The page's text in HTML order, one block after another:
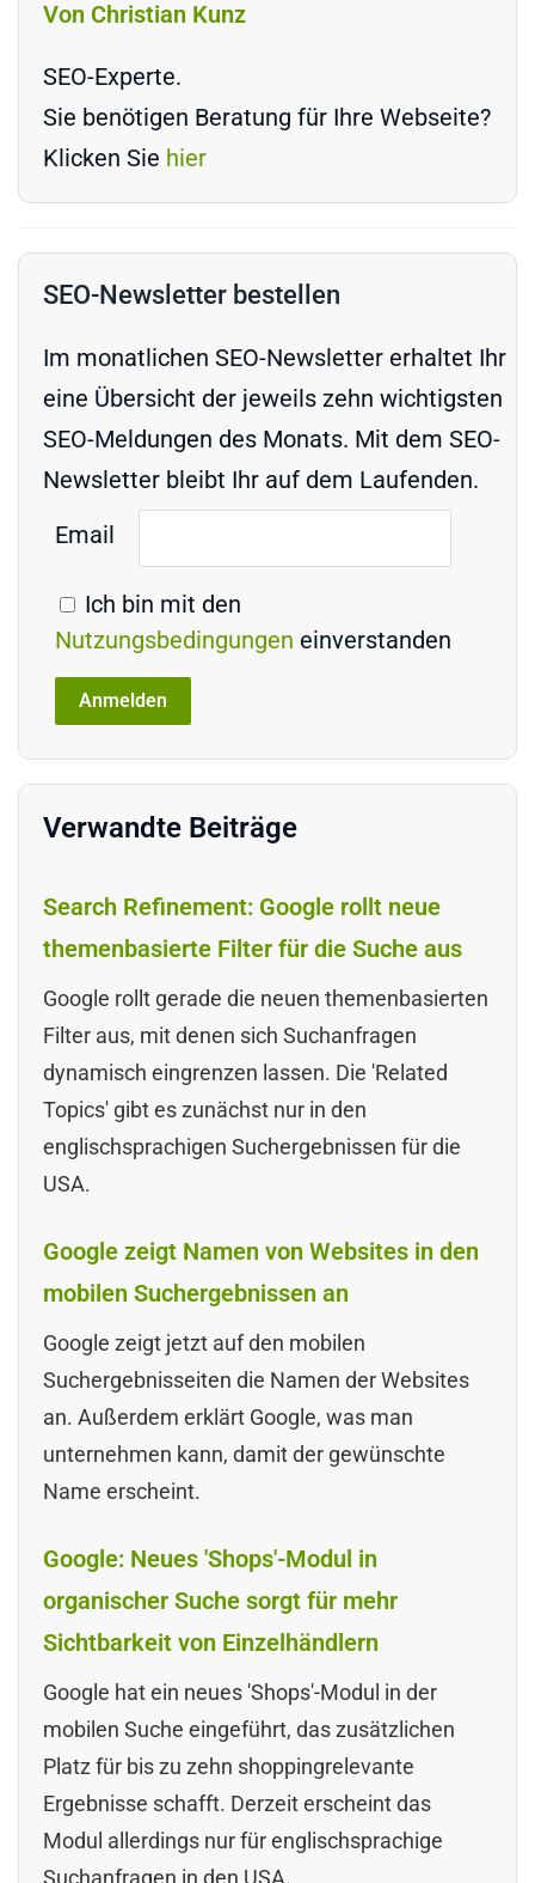
Von Christian Kunz
SEO-Experte.
Sie benötigen Beratung für Ihre Webseite?
Klicken Sie hier
SEO-Newsletter bestellen
Im monatlichen SEO-Newsletter erhaltet Ihr
eine Übersicht der jeweils zehn wichtigsten
SEO-Meldungen des Monats. Mit dem SEO-
Newsletter bleibt Ihr auf dem Laufenden.
Email
Ich bin mit den
Nutzungsbedingungen einverstanden
Verwandte Beiträge
Search Refinement: Google rollt neue
themenbasierte Filter für die Suche aus
Google rollt gerade die neuen themenbasierten
Filter aus, mit denen sich Suchanfragen
dynamisch eingrenzen lassen. Die 'Related
Topics' gibt es zunächst nur in den
englischsprachigen Suchergebnissen für die
USA.
Google zeigt Namen von Websites in den
mobilen Suchergebnissen an
Google zeigt jetzt auf den mobilen
Suchergebnisseiten die Namen der Websites
an. Außerdem erklärt Google, was man
unternehmen kann, damit der gewünschte
Name erscheint.
Google: Neues 'Shops'-Modul in
organischer Suche sorgt für mehr
Sichtbarkeit von Einzelhändlern
Google hat ein neues 'Shops'-Modul in der
mobilen Suche eingeführt, das zusätzlichen
Platz für bis zu zehn shoppingrelevante
Ergebnisse schafft. Derzeit erscheint das
Modul allerdings nur für englischsprachige
Suchanfragen in den USA.